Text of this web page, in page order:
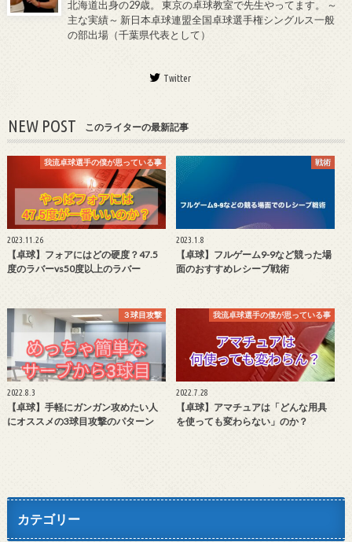
北海道出身の29歳。 東京の卓球教室で先生やってます。 ～
主な実績～ 新日本卓球連盟全国卓球選手権シングルス一般
の部出場（千葉県代表として）
Twitter
NEW POST このライターの最新記事
我流卓球選手の僕が思っている事
2023.11.26
【卓球】フォアにはどの硬度？47.5
度のラバーvs50度以上のラバー
戦術
2023.1.8
【卓球】フルゲーム9-9など競った場
面のおすすめレシーブ戦術
３球目攻撃
2022.8.3
【卓球】手軽にガンガン攻めたい人
にオススメの3球目攻撃のパターン
我流卓球選手の僕が思っている事
2022.7.28
【卓球】アマチュアは「どんな用具
を使っても変わらない」のか？
カテゴリー